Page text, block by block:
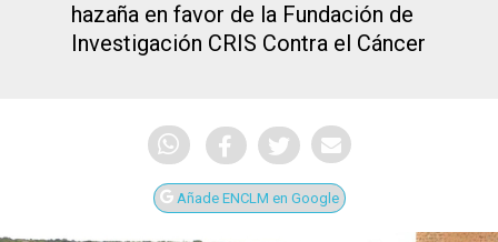
hazaña en favor de la Fundación de
Investigación CRIS Contra el Cáncer
Añade ENCLM en Google